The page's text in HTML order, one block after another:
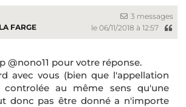
FARGE
3 messages
le 06/11/2018 à 12:57
@nono11 pour votre réponse.
avec vous (bien que l'appellation
controlée au même sens qu'une
donc pas être donné a n'importe